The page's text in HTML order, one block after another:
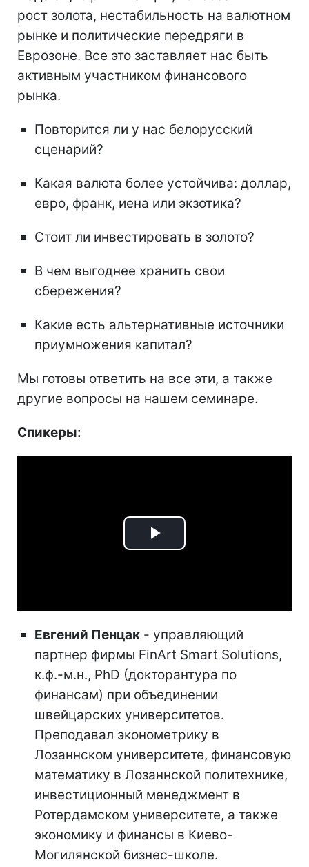
рост золота, нестабильность на валютном
рынке и политические передряги в
Еврозоне. Все это заставляет нас быть
активным участником финансового
рынка.
Повторится ли у нас белорусский
сценарий?
Какая валюта более устойчива: доллар,
евро, франк, иена или экзотика?
Стоит ли инвестировать в золото?
В чем выгоднее хранить свои
сбережения?
Какие есть альтернативные источники
приумножения капитал?
Мы готовы ответить на все эти, а также
другие вопросы на нашем семинаре.
Спикеры:
Play
Евгений Пенцак - управляющий
партнер фирмы FinArt Smart Solutions,
к.ф.-м.н., PhD (докторантура по
финансам) при объединении
швейцарских университетов.
Преподавал эконометрику в
Лозаннском университете, финансовую
математику в Лозаннской политехнике,
инвестиционный менеджмент в
Ротердамском университете, а также
экономику и финансы в Киево-
Могилянской бизнес-школе.